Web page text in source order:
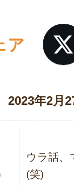
ア
2023年2月
ウラ話、
(笑)